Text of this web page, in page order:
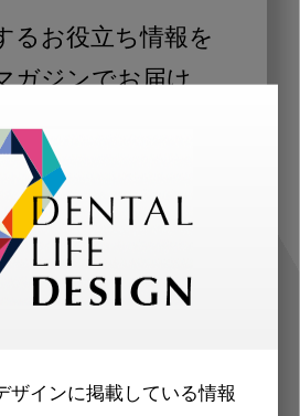
ザインに掲載している情報
るお役立ち情報を
ガジンでお届け
た職種（歯科医師、歯
技工士）に合わせた内
ジンをお届けします。